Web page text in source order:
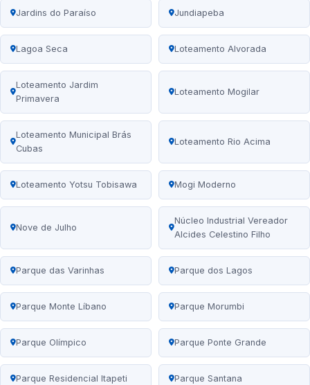
Jardins do Paraíso Jundiapeba
Lagoa Seca Loteamento Alvorada
Loteamento Jardim
Primavera
Loteamento Mogilar
Loteamento Municipal Brás
Cubas
Loteamento Rio Acima
Loteamento Yotsu Tobisawa Mogi Moderno
Nove de Julho
Núcleo Industrial Vereador
Alcides Celestino Filho
Parque das Varinhas Parque dos Lagos
Parque Monte Líbano Parque Morumbi
Parque Olímpico Parque Ponte Grande
Parque Residencial Itapeti Parque Santana